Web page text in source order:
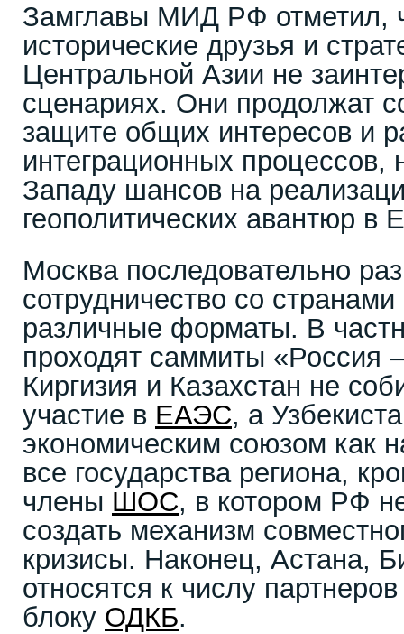
Замглавы МИД РФ отметил,
исторические друзья и
Центральной Азии не
сценариях. Они продолжат
защите общих интересов и
интеграционных
Западу шансов на
геополитических авантюр в
Москва последовательно
сотрудничество со странами
различные форматы. В
проходят саммиты «Россия
Киргизия и Казахстан не
участие в ЕАЭС, а
экономическим союзом как
все государства региона,
члены ШОС, в котором РФ
создать механизм
кризисы. Наконец, Астана,
относятся к числу
блоку ОДКБ.